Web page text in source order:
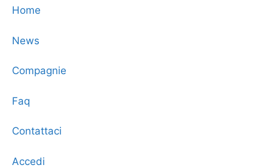
Home
News
Compagnie
Faq
Contattaci
Accedi